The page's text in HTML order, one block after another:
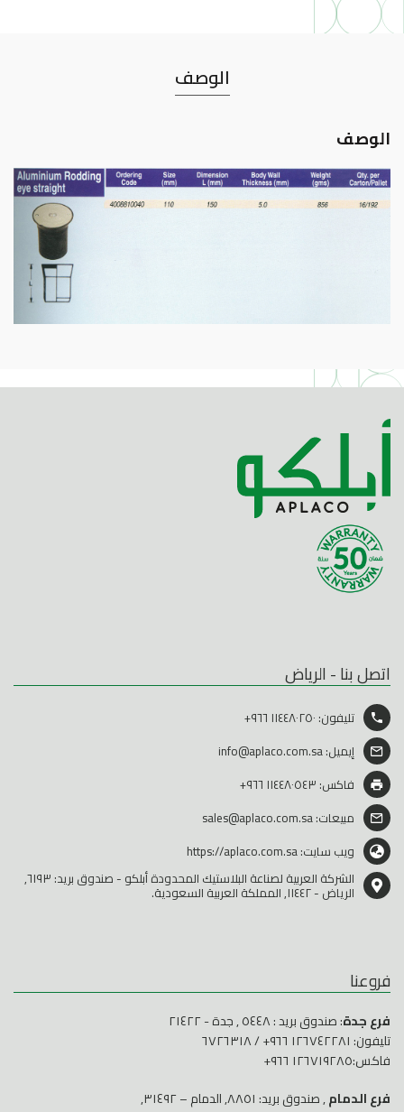
الوصف
الوصف
اتصل بنا - الرياض
تليفون: ١١٤٤٨٠٢٥٠ ٩٦٦+
إيميل:info@aplaco.com.sa
فاكس: ١١٤٤٨٠٥٤٣ ٩٦٦+
مبيعات:sales@aplaco.com.sa
ويب سايت:https://aplaco.com.sa
الشركة العربية لصناعة البلاستيك المحدودة أبلكو - صندوق بريد: ٦١٩٣,
الرياض - ١١٤٤٢, المملكة العربية السعودية.
فروعنا
فرع جدة: صندوق بريد : ٥٤٤٨ , جدة - ٢١٤٢٢
تليفون:١٢٦٧٤٢٢٨١ ٩٦٦+ /٦٧٢٦٣١٨
فاكس:١٢٦٧١٩٢٨٥ ٩٦٦+
فرع الدمام, صندوق بريد: ٨٨٥١, الدمام – ٣١٤٩٢,